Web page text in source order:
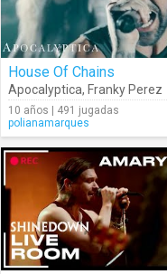
House Of Chains
Apocalyptica, Franky Perez
10 años | 491 jugadas
polianamarques